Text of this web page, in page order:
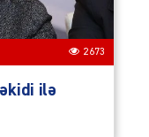
2673
ilə